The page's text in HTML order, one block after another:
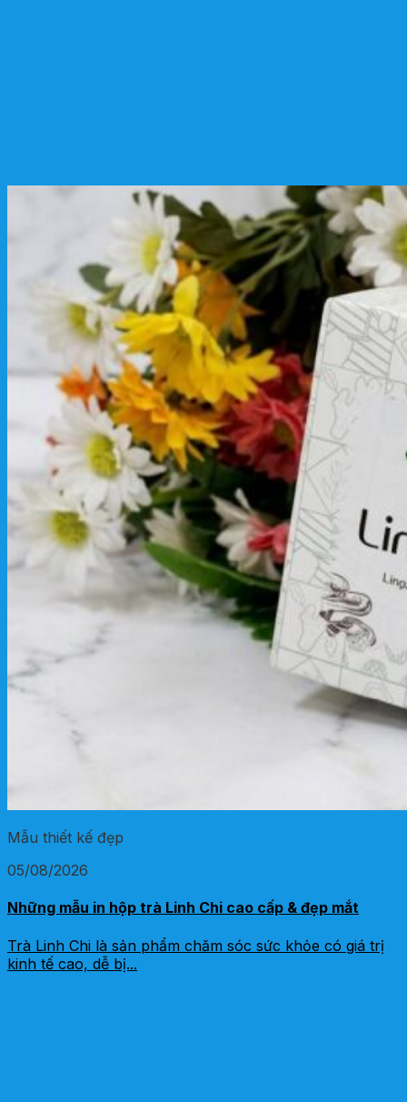
Mẫu thiết kế đẹp
05/08/2026
Những mẫu in hộp trà Linh Chi cao cấp & đẹp mắt
Trà Linh Chi là sản phẩm chăm sóc sức khỏe có giá trị
kinh tế cao, dễ bị...